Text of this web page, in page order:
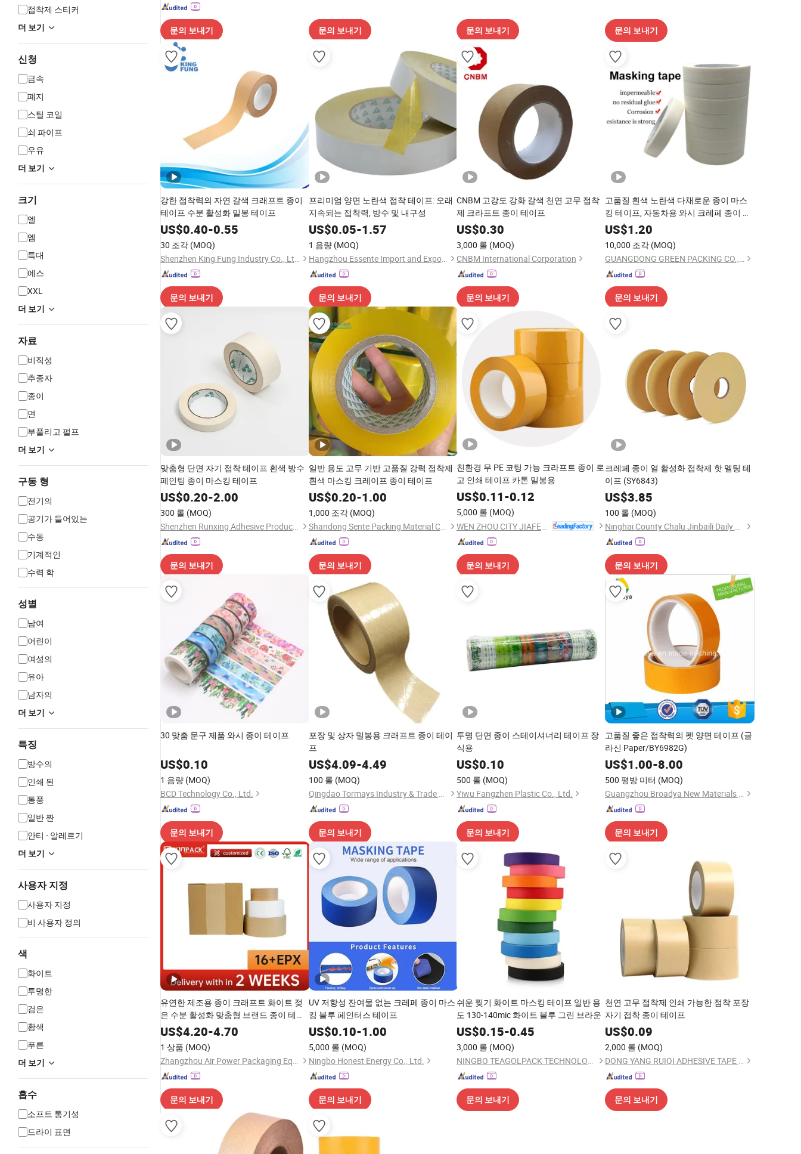
접착제 스티커
더 보기
신청
금속
폐지
스틸 코일
쇠 파이프
우유
더 보기
크기
엘
엠
특대
에스
XXL
더 보기
자료
비직성
추종자
종이
면
부풀리고 펄프
더 보기
구동 형
전기의
공기가 들어있는
수동
기계적인
수력 학
성별
남여
어린이
여성의
유아
남자의
더 보기
특징
방수의
인쇄 된
통풍
일반 짠
안티 - 알레르기
더 보기
사용자 지정
사용자 지정
비 사용자 정의
색
화이트
투명한
검은
황색
푸른
더 보기
흡수
소프트 통기성
드라이 표면
문의 보내기 문의 보내기 문의 보내기 문의 보내기
강한 접착력의 자연 갈색 크래프트 종이
테이프 수분 활성화 밀봉 테이프
US$0.40-0.55
30 조각 (MOQ)
Shenzhen King Fung Industry Co., Ltd.
문의 보내기
프리미엄 양면 노란색 접착 테이프: 오래
지속되는 접착력, 방수 및 내구성
US$0.05-1.57
1 음량 (MOQ)
Hangzhou Essente Import and Export Trading Co., Ltd.
문의 보내기
CNBM 고강도 강화 갈색 천연 고무 접착
제 크라프트 종이 테이프
US$0.30
3,000 롤 (MOQ)
CNBM International Corporation
문의 보내기
고품질 흰색 노란색 다채로운 종이 마스
킹 테이프, 자동차용 와시 크레페 종이 마
스킹 테이프
US$1.20
10,000 조각 (MOQ)
GUANGDONG GREEN PACKING CO.,LTD
문의 보내기
맞춤형 단면 자기 접착 테이프 흰색 방수
페인팅 종이 마스킹 테이프
US$0.20-2.00
300 롤 (MOQ)
Shenzhen Runxing Adhesive Products Co., Ltd
문의 보내기
일반 용도 고무 기반 고품질 강력 접착제
흰색 마스킹 크레이프 종이 테이프
US$0.20-1.00
1,000 조각 (MOQ)
Shandong Sente Packing Material Co., Ltd
문의 보내기
친환경 무 PE 코팅 가능 크라프트 종이 로
고 인쇄 테이프 카톤 밀봉용
US$0.11-0.12
5,000 롤 (MOQ)
문의 보내기
크레페 종이 열 활성화 접착제 핫 멜팅 테
이프 (SY6843)
US$3.85
100 롤 (MOQ)
Ninghai County Chalu Jinbaili Daily Necessities Store
문의 보내기
30 맞춤 문구 제품 와시 종이 테이프
US$0.10
1 음량 (MOQ)
BCD Technology Co., Ltd.
문의 보내기
포장 및 상자 밀봉용 크래프트 종이 테이
프
US$4.09-4.49
100 롤 (MOQ)
Qingdao Tormays Industry & Trade Co., Ltd.
문의 보내기
투명 단면 종이 스테이셔너리 테이프 장
식용
US$0.10
500 롤 (MOQ)
Yiwu Fangzhen Plastic Co., Ltd.
문의 보내기
고품질 좋은 접착력의 펫 양면 테이프 (글
라신 Paper/BY6982G)
US$1.00-8.00
500 평방 미터 (MOQ)
Guangzhou Broadya New Materials Manufacturing Co., Ltd
문의 보내기
유연한 제조용 종이 크래프트 화이트 젖
은 수분 활성화 맞춤형 브랜드 종이 테이
프
US$4.20-4.70
1 상품 (MOQ)
Zhangzhou Air Power Packaging Equipment Co., Ltd.
문의 보내기
UV 저항성 잔여물 없는 크레페 종이 마스
킹 블루 페인터스 테이프
US$0.10-1.00
5,000 롤 (MOQ)
Ningbo Honest Energy Co., Ltd.
문의 보내기
쉬운 찢기 화이트 마스킹 테이프 일반 용
도 130-140mic 화이트 블루 그린 브라운
US$0.15-0.45
3,000 롤 (MOQ)
NINGBO TEAGOLPACK TECHNOLOGY CO., LTD.
문의 보내기
천연 고무 접착제 인쇄 가능한 점착 포장
자기 접착 종이 테이프
US$0.09
2,000 롤 (MOQ)
DONG YANG RUIQI ADHESIVE TAPE CO., LTD.
문의 보내기